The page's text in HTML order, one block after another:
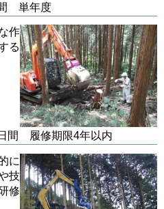
単年度
作
る
間 履修期限4年以内
に
技
修